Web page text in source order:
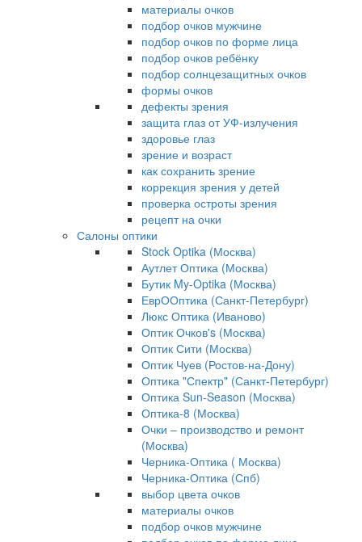
материалы очков
подбор очков мужчине
подбор очков по форме лица
подбор очков ребёнку
подбор солнцезащитных очков
формы очков
дефекты зрения
защита глаз от УФ-излучения
здоровье глаз
зрение и возраст
как сохранить зрение
коррекция зрения у детей
проверка остроты зрения
рецепт на очки
Салоны оптики
Stock Optika (Москва)
Аутлет Оптика (Москва)
Бутик My-Optika (Москва)
ЕврООптика (Санкт-Петербург)
Люкс Оптика (Иваново)
Оптик Очков's (Москва)
Оптик Сити (Москва)
Оптик Чуев (Ростов-на-Дону)
Оптика "Спектр" (Санкт-Петербург)
Оптика Sun-Season (Москва)
Оптика-8 (Москва)
Очки – производство и ремонт
(Москва)
Черника-Оптика ( Москва)
Черника-Оптика (Спб)
выбор цвета очков
материалы очков
подбор очков мужчине